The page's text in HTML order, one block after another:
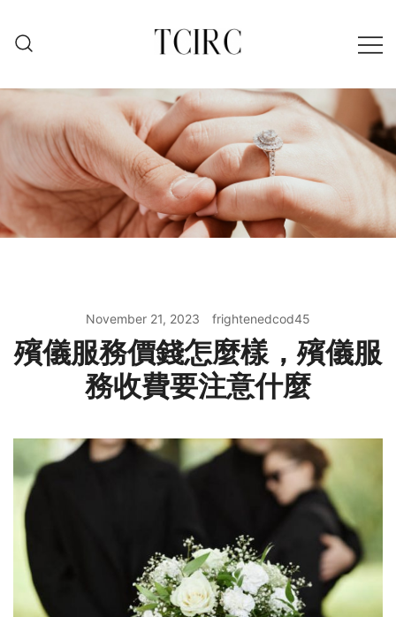
content
November 21, 2023 frightenedcod45
殯儀服務價錢怎麼樣，殯儀服
務收費要注意什麼